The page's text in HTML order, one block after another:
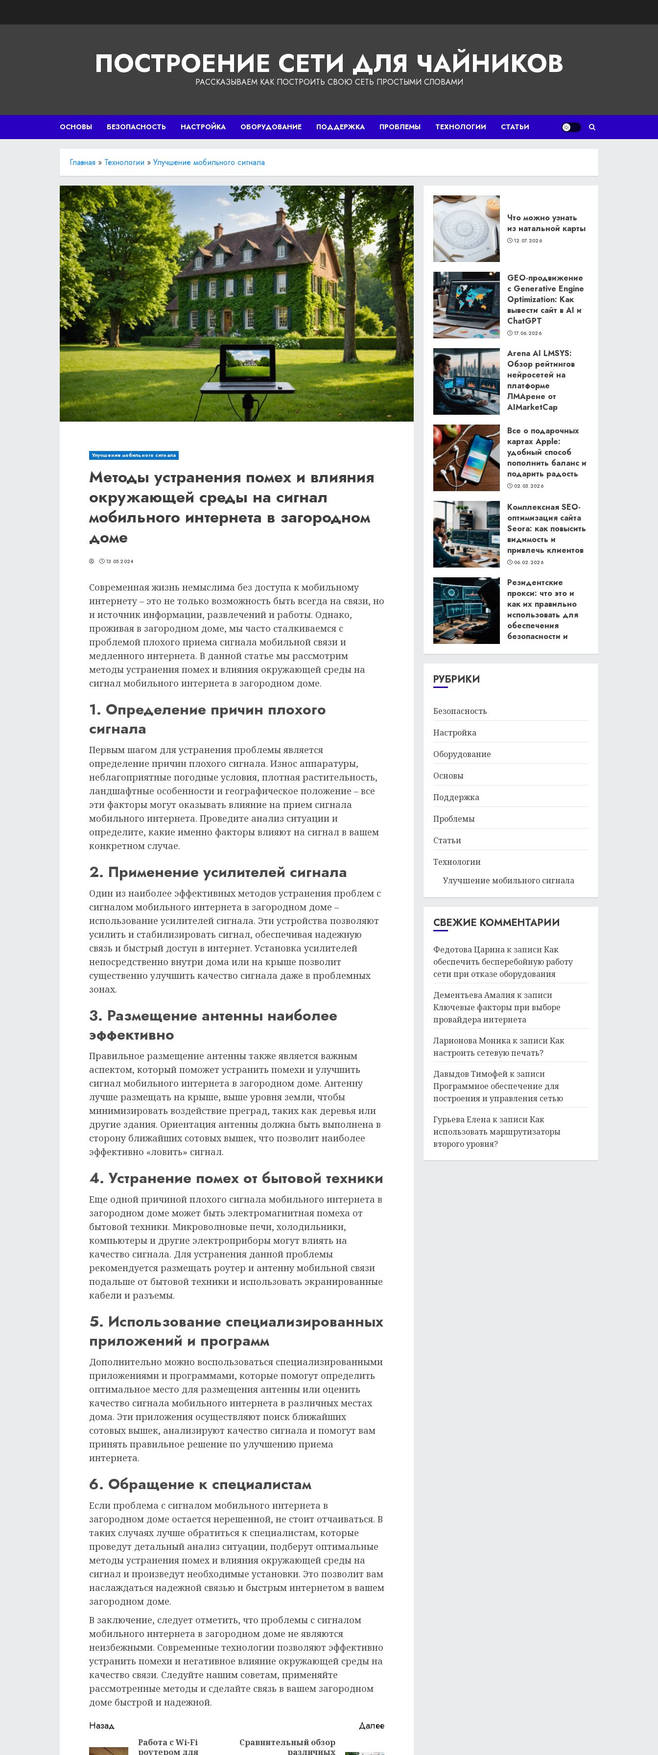
ПОСТРОЕНИЕ СЕТИ ДЛЯ ЧАЙНИКОВ
РАССКАЗЫВАЕМ КАК ПОСТРОИТЬ СВОЮ СЕТЬ ПРОСТЫМИ СЛОВАМИ
ОСНОВЫ БЕЗОПАСНОСТЬ НАСТРОЙКА ОБОРУДОВАНИЕ ПОДДЕРЖКА ПРОБЛЕМЫ ТЕХНОЛОГИИ СТАТЬИ
Главная » Технологии » Улучшение мобильного сигнала
Улучшение мобильного сигнала
Методы устранения помех и влияния
окружающей среды на сигнал
мобильного интернета в загородном
доме
13.05.2024
Современная жизнь немыслима без доступа к мобильному
интернету – это не только возможность быть всегда на связи, но
и источник информации, развлечений и работы. Однако,
проживая в загородном доме, мы часто сталкиваемся с
проблемой плохого приема сигнала мобильной связи и
медленного интернета. В данной статье мы рассмотрим
методы устранения помех и влияния окружающей среды на
сигнал мобильного интернета в загородном доме.
1. Определение причин плохого
сигнала
Первым шагом для устранения проблемы является
определение причин плохого сигнала. Износ аппаратуры,
неблагоприятные погодные условия, плотная растительность,
ландшафтные особенности и географическое положение – все
эти факторы могут оказывать влияние на прием сигнала
мобильного интернета. Проведите анализ ситуации и
определите, какие именно факторы влияют на сигнал в вашем
конкретном случае.
2. Применение усилителей сигнала
Один из наиболее эффективных методов устранения проблем с
сигналом мобильного интернета в загородном доме –
использование усилителей сигнала. Эти устройства позволяют
усилить и стабилизировать сигнал, обеспечивая надежную
связь и быстрый доступ в интернет. Установка усилителей
непосредственно внутри дома или на крыше позволит
существенно улучшить качество сигнала даже в проблемных
зонах.
3. Размещение антенны наиболее
эффективно
Правильное размещение антенны также является важным
аспектом, который поможет устранить помехи и улучшить
сигнал мобильного интернета в загородном доме. Антенну
лучше размещать на крыше, выше уровня земли, чтобы
минимизировать воздействие преград, таких как деревья или
другие здания. Ориентация антенны должна быть выполнена в
сторону ближайших сотовых вышек, что позволит наиболее
эффективно «ловить» сигнал.
4. Устранение помех от бытовой техники
Еще одной причиной плохого сигнала мобильного интернета в
загородном доме может быть электромагнитная помеха от
бытовой техники. Микроволновые печи, холодильники,
компьютеры и другие электроприборы могут влиять на
качество сигнала. Для устранения данной проблемы
рекомендуется размещать роутер и антенну мобильной связи
подальше от бытовой техники и использовать экранированные
кабели и разъемы.
5. Использование специализированных
приложений и программ
Дополнительно можно воспользоваться специализированными
приложениями и программами, которые помогут определить
оптимальное место для размещения антенны или оценить
качество сигнала мобильного интернета в различных местах
дома. Эти приложения осуществляют поиск ближайших
сотовых вышек, анализируют качество сигнала и помогут вам
принять правильное решение по улучшению приема
интернета.
6. Обращение к специалистам
Если проблема с сигналом мобильного интернета в
загородном доме остается нерешенной, не стоит отчаиваться. В
таких случаях лучше обратиться к специалистам, которые
проведут детальный анализ ситуации, подберут оптимальные
методы устранения помех и влияния окружающей среды на
сигнал и произведут необходимые установки. Это позволит вам
наслаждаться надежной связью и быстрым интернетом в вашем
загородном доме.
В заключение, следует отметить, что проблемы с сигналом
мобильного интернета в загородном доме не являются
неизбежными. Современные технологии позволяют эффективно
устранить помехи и негативное влияние окружающей среды на
качество связи. Следуйте нашим советам, применяйте
рассмотренные методы и сделайте связь в вашем загородном
доме быстрой и надежной.
Продолжить
чтение
Назад
Работа с Wi-Fi
роутером для
Далее
Сравнительный обзор
различных
Что можно узнать
из натальной карты
12.07.2026
GEO-продвижение
с Generative Engine
Optimization: Как
вывести сайт в AI и
ChatGPT
17.06.2026
Arena AI LMSYS:
Обзор рейтингов
нейросетей на
платформе
ЛМАрене от
AIMarketCap
Все о подарочных
картах Apple:
удобный способ
пополнить баланс и
подарить радость
02.03.2026
Комплексная SEO-
оптимизация сайта
Seora: как повысить
видимость и
привлечь клиентов
06.02.2026
Резидентские
прокси: что это и
как их правильно
использовать для
обеспечения
безопасности и
РУБРИКИ
Безопасность
Настройка
Оборудование
Основы
Поддержка
Проблемы
Статьи
Технологии
Улучшение мобильного сигнала
СВЕЖИЕ КОММЕНТАРИИ
Федотова Царинак записиКак
обеспечить бесперебойную работу
сети при отказе оборудования
Дементьева Амалияк записи
Ключевые факторы при выборе
провайдера интернета
Ларионова Моникак записиКак
настроить сетевую печать?
Давыдов Тимофейк записи
Программное обеспечение для
построения и управления сетью
Гурьева Еленак записиКак
использовать маршрутизаторы
второго уровня?